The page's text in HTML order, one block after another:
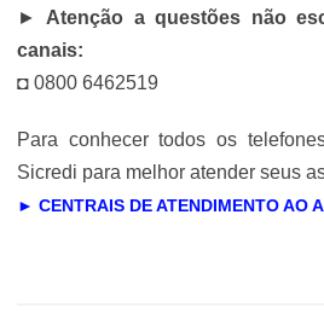
► Atenção a questões não
canais:
◘ 0800 6462519
Para conhecer todos os
Sicredi para melhor atender seus
► CENTRAIS DE ATENDIMENTO AO